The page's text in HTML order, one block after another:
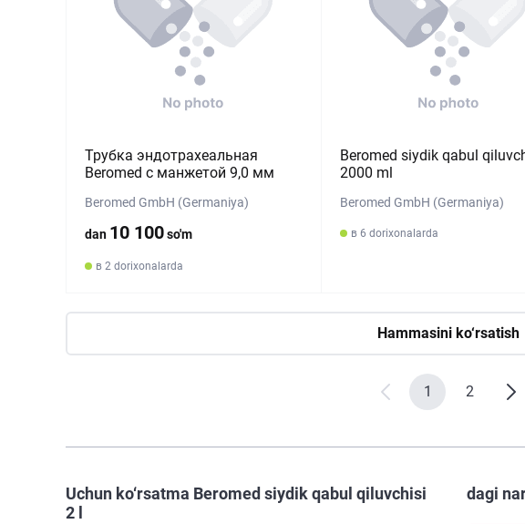
Трубка эндотрахеальная
Beromed с манжетой 9,0 мм
Beromed GmbH (Germaniya)
dan 10 100so'm
в 2 dorixonalarda
Beromed siydik qabul
2000 ml
Beromed GmbH (Germaniya)
в 6 dorixonalarda
Hammasini ko‘rsatish
1 2
dagi
Uchun ko‘rsatma Beromed siydik qabul qiluvchisi
2 l